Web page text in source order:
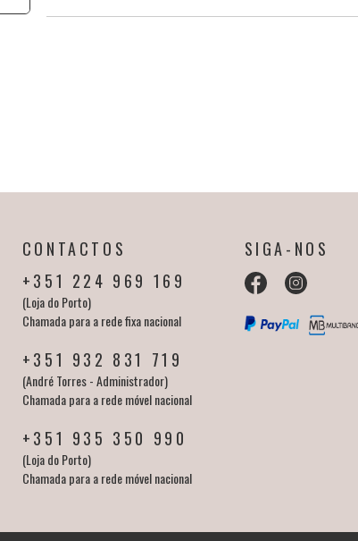
CONTACTOS
+351 224 969 169
(Loja do Porto)
Chamada para a rede fixa nacional
+351 932 831 719
(André Torres - Administrador)
Chamada para a rede móvel nacional
+351 935 350 990
(Loja do Porto)
Chamada para a rede móvel nacional
SIGA-NOS